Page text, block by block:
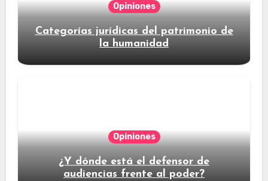
Opiniones
Categorías jurídicas del patrimonio de
la humanidad
Opiniones
¿Y dónde está el defensor de
audiencias frente al poder?